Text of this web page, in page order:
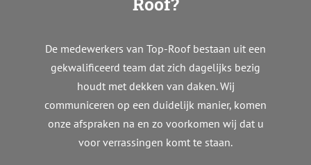
De medewerkers van Top-Roof bestaan uit een
gekwalificeerd team dat zich dagelijks bezig
houdt met dekken van daken. Wij
communiceren op een duidelijk manier, komen
onze afspraken na en zo voorkomen wij dat u
voor verrassingen komt te staan.